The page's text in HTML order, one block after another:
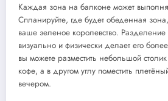
Каждая зона на балконе может
Спланируйте, где будет обеденная
ваше зеленое королевство. Разделение
визуально и физически делает его
вы можете разместить небольшой
кофе, а в другом углу поместить
вечером.